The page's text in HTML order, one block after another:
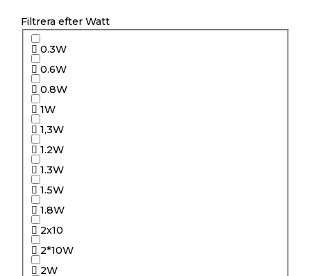
Filtrera efter Watt
0.3W
0.6W
0.8W
1W
1,3W
1.2W
1.3W
1.5W
1.8W
2x10
2*10W
2W